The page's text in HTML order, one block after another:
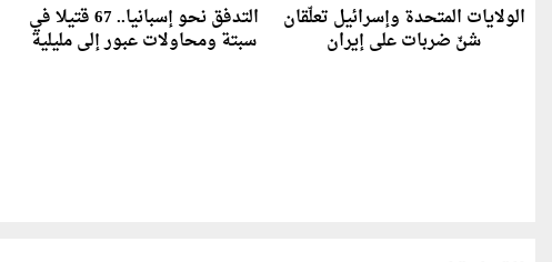
الولايات المتحدة وإسرائيل تعلّقان
شنّ ضربات على إيران
التدفق نحو إسبانيا.. 67 قتيلا في
سبتة ومحاولات عبور إلى مليلية